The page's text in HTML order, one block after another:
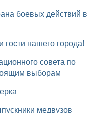
гости нашего города!
выборам